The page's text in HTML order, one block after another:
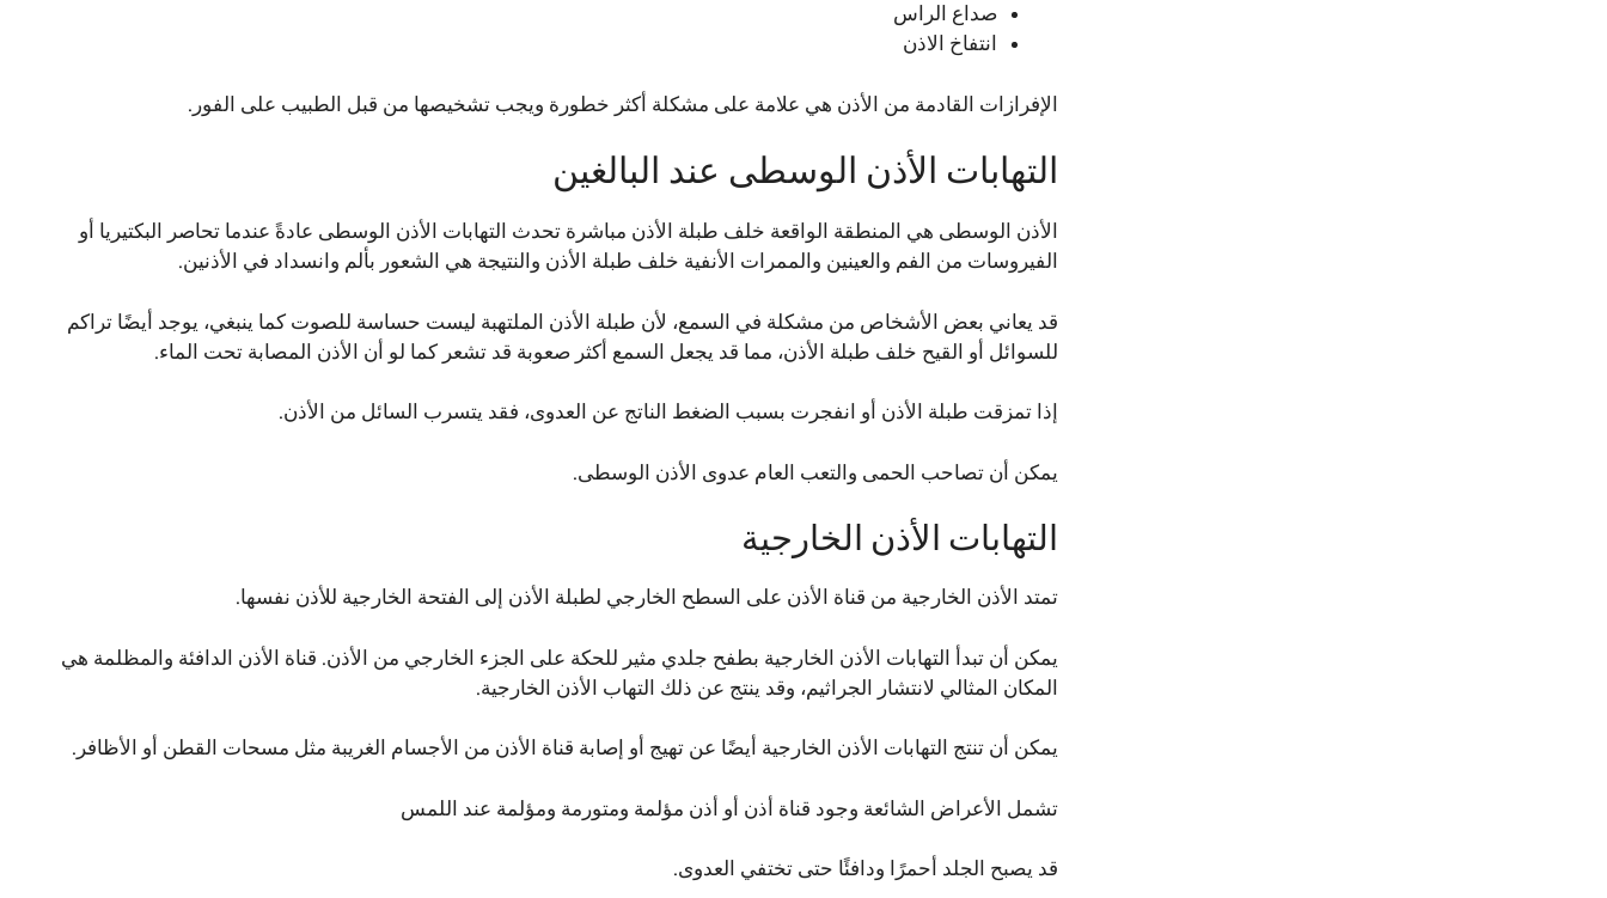
صداع الراس
انتفاخ الاذن
الإفرازات القادمة من الأذن هي علامة على مشكلة أكثر خطورة ويجب تشخيصها من قبل الطبيب على الفور.
التهابات الأذن الوسطى عند البالغين
الأذن الوسطى هي المنطقة الواقعة خلف طبلة الأذن مباشرة تحدث التهابات الأذن الوسطى عادةً عندما تحاصر البكتيريا أو
الفيروسات من الفم والعينين والممرات الأنفية خلف طبلة الأذن والنتيجة هي الشعور بألم وانسداد في الأذنين.
قد يعاني بعض الأشخاص من مشكلة في السمع، لأن طبلة الأذن الملتهبة ليست حساسة للصوت كما ينبغي، يوجد أيضًا تراكم
للسوائل أو القيح خلف طبلة الأذن، مما قد يجعل السمع أكثر صعوبة قد تشعر كما لو أن الأذن المصابة تحت الماء.
إذا تمزقت طبلة الأذن أو انفجرت بسبب الضغط الناتج عن العدوى، فقد يتسرب السائل من الأذن.
يمكن أن تصاحب الحمى والتعب العام عدوى الأذن الوسطى.
التهابات الأذن الخارجية
تمتد الأذن الخارجية من قناة الأذن على السطح الخارجي لطبلة الأذن إلى الفتحة الخارجية للأذن نفسها.
يمكن أن تبدأ التهابات الأذن الخارجية بطفح جلدي مثير للحكة على الجزء الخارجي من الأذن. قناة الأذن الدافئة والمظلمة هي
المكان المثالي لانتشار الجراثيم، وقد ينتج عن ذلك التهاب الأذن الخارجية.
يمكن أن تنتج التهابات الأذن الخارجية أيضًا عن تهيج أو إصابة قناة الأذن من الأجسام الغريبة مثل مسحات القطن أو الأظافر.
تشمل الأعراض الشائعة وجود قناة أذن أو أذن مؤلمة ومتورمة ومؤلمة عند اللمس
قد يصبح الجلد أحمرًا ودافئًا حتى تختفي العدوى.